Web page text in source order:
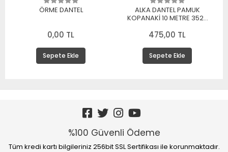
ÖRME DANTEL
0,00 TL
Sepete Ekle
ALKA DANTEL PAMUK
KOPANAKİ 10 METRE 3520
475,00 TL
Sepete Ekle
%100 Güvenli Ödeme
Tüm kredi kartı bilgileriniz 256bit SSL Sertifikası ile korunmaktadır.